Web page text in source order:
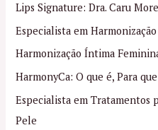
s
a
r
p
o
r
Lips Signature: Dra. Caru
Especialista em
Harmonização Íntima
HarmonyCa: O que é, Para
Especialista em Tratamentos
Pele